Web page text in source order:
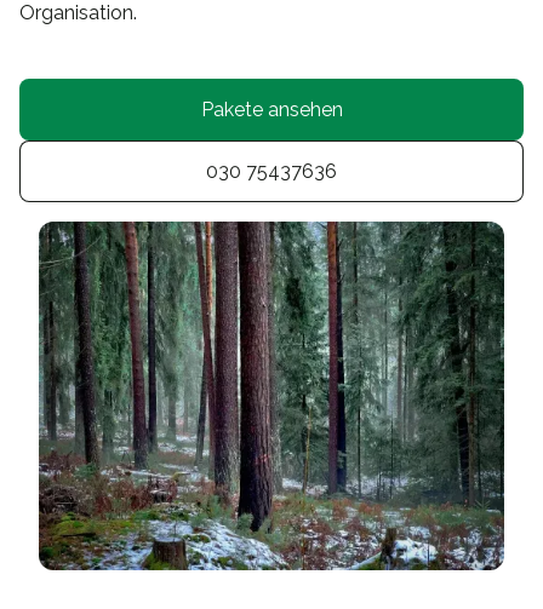
Organisation.
Pakete ansehen
030 75437636